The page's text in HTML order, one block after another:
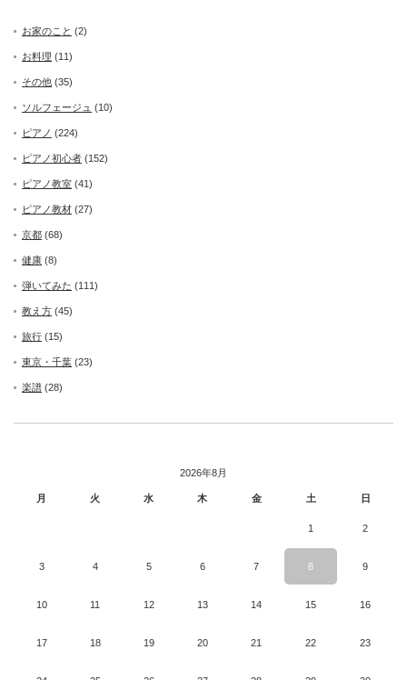
お家のこと (2)
お料理 (11)
その他 (35)
ソルフェージュ (10)
ピアノ (224)
ピアノ初心者 (152)
ピアノ教室 (41)
ピアノ教材 (27)
京都 (68)
健康 (8)
弾いてみた (111)
教え方 (45)
旅行 (15)
東京・千葉 (23)
楽譜 (28)
2026年8月
月 火 水 木 金 土 日
1 2
3 4 5 6 7 8 9
10 11 12 13 14 15 16
17 18 19 20 21 22 23